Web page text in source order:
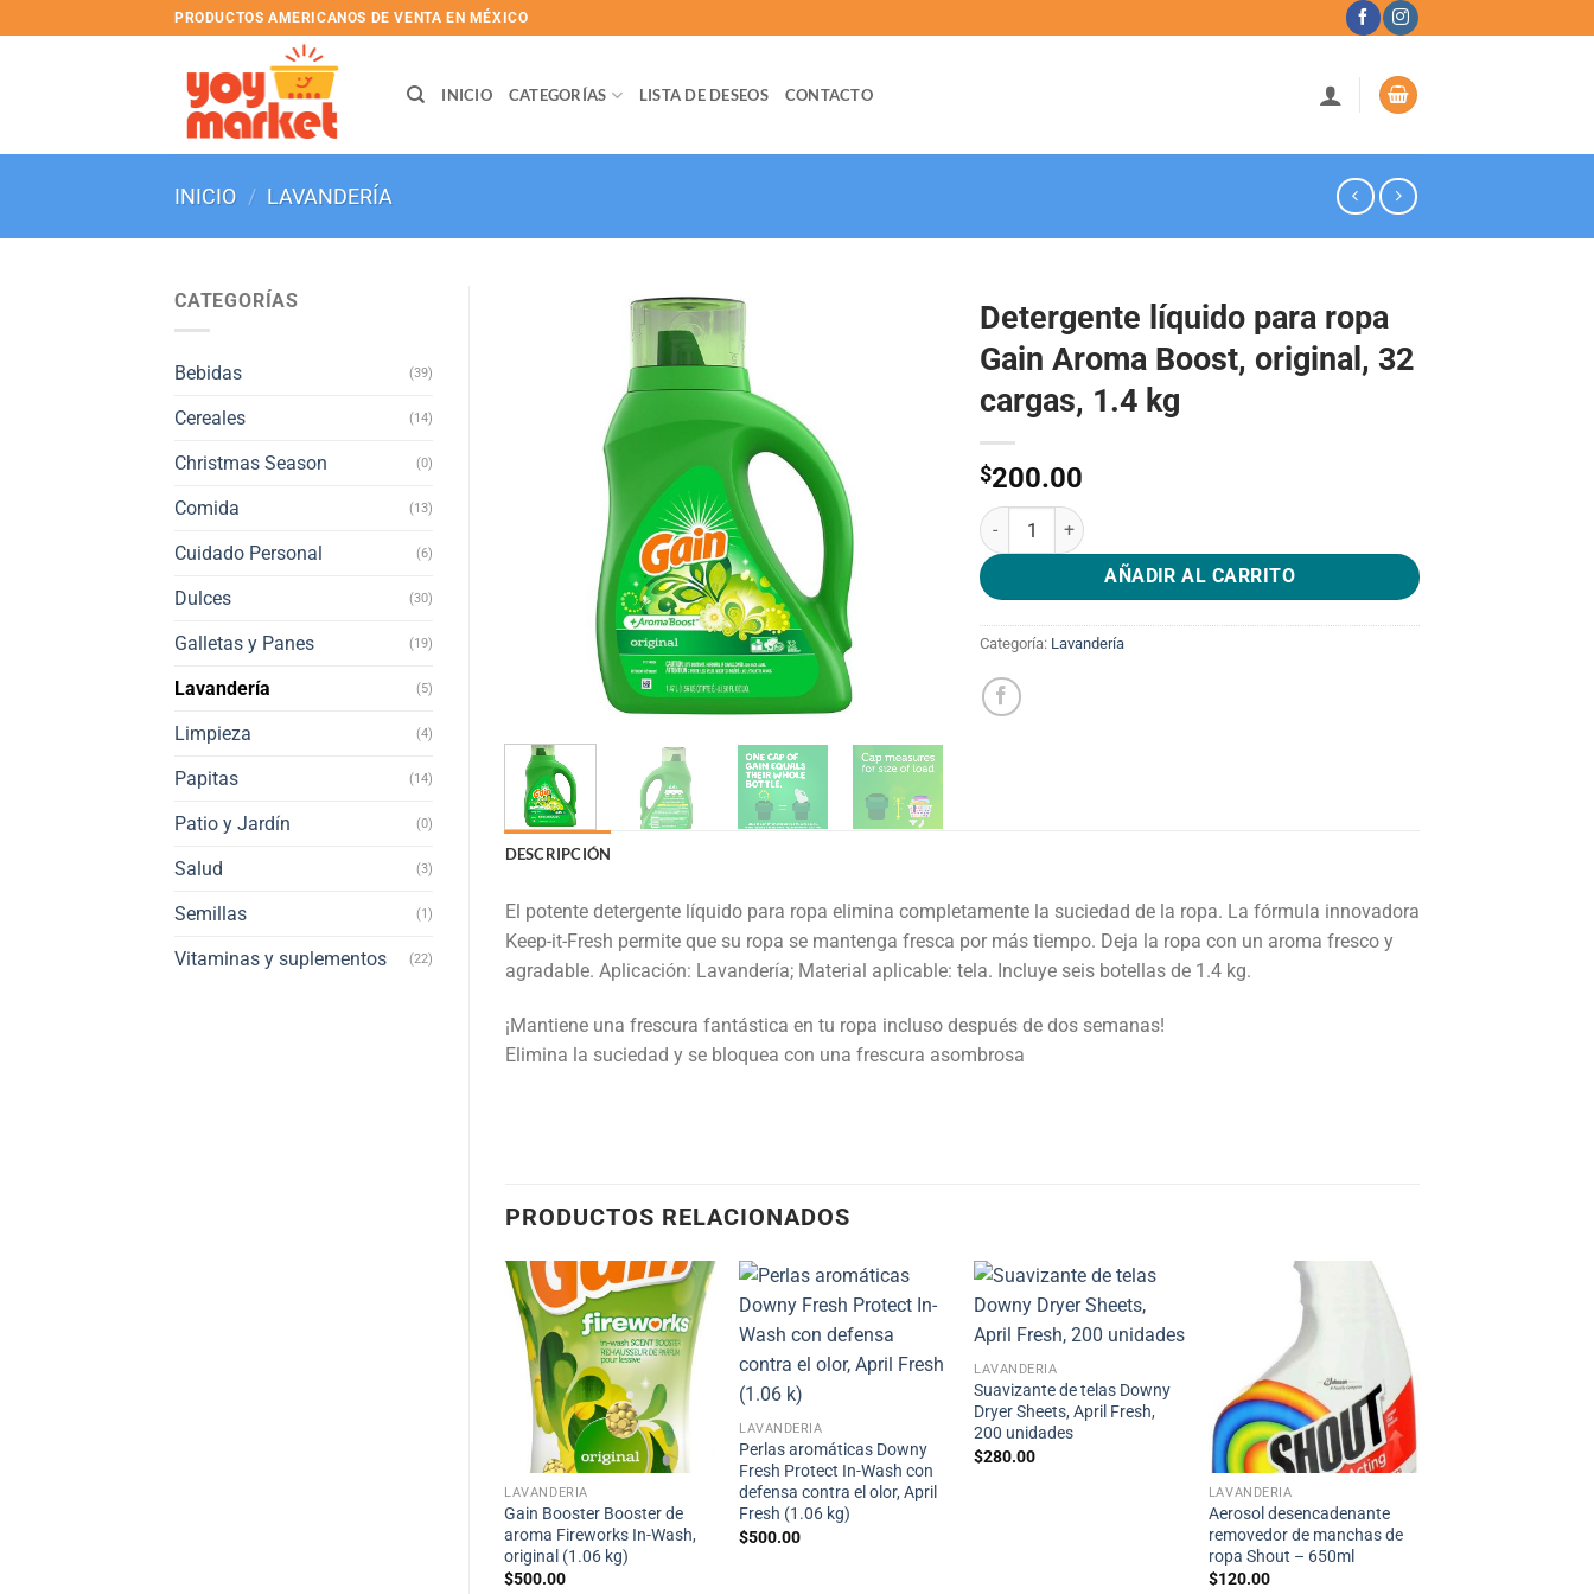
to
PRODUCTOS AMERICANOS DE VENTA EN MÉXICO
INICIO CATEGORÍAS LISTA DE DESEOS CONTACTO
INICIO / LAVANDERÍA
CATEGORÍAS
Bebidas (39)
Cereales (14)
Christmas Season (0)
Comida (13)
Cuidado Personal (6)
Dulces (30)
Galletas y Panes (19)
Lavandería (5)
Limpieza (4)
Papitas (14)
Patio y Jardín (0)
Salud (3)
Semillas (1)
Vitaminas y suplementos (22)
Detergente líquido para ropa
Gain Aroma Boost, original, 32
cargas, 1.4 kg
$200.00
Detergente líquido para ropa Gain Aroma Boost, original, 32 cargas, 1.4 kg
AÑADIR AL CARRITO
Categoría: Lavandería
DESCRIPCIÓN
El potente detergente líquido para ropa elimina completamente la suciedad de la ropa. La fórmula innovadora
Keep-it-Fresh permite que su ropa se mantenga fresca por más tiempo. Deja la ropa con un aroma fresco y
agradable. Aplicación: Lavandería; Material aplicable: tela. Incluye seis botellas de 1.4 kg.
¡Mantiene una frescura fantástica en tu ropa incluso después de dos semanas!
Elimina la suciedad y se bloquea con una frescura asombrosa
PRODUCTOS RELACIONADOS
LAVANDERÍA
Gain Booster Booster de
aroma Fireworks In-Wash,
original (1.06 kg)
$500.00
LAVANDERÍA
Perlas aromáticas Downy
Fresh Protect In-Wash con
defensa contra el olor, April
Fresh (1.06 kg)
$500.00
LAVANDERÍA
Suavizante de telas Downy
Dryer Sheets, April Fresh,
200 unidades
$280.00
LAVANDERÍA
Aerosol desencadenante
removedor de manchas de
ropa Shout – 650ml
$120.00